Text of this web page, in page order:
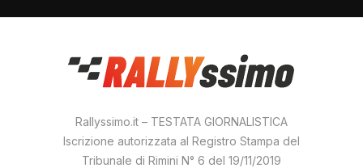
Rallyssimo.it – TESTATA GIORNALISTICA
Iscrizione autorizzata al Registro Stampa del
Tribunale di Rimini N° 6 del 19/11/2019